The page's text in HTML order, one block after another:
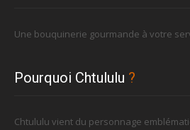
Une bouquinerie gourmande à votre
Pourquoi Chtululu ?
Chtululu vient du personnage